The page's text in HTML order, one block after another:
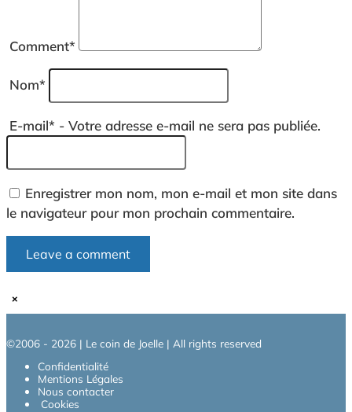
Comment*
Nom*
E-mail* - Votre adresse e-mail ne sera pas publiée.
Enregistrer mon nom, mon e-mail et mon site dans
le navigateur pour mon prochain commentaire.
×
©2006 - 2026 | Le coin de Joelle | All rights reserved
Confidentialité
Mentions Légales
Nous contacter
Cookies